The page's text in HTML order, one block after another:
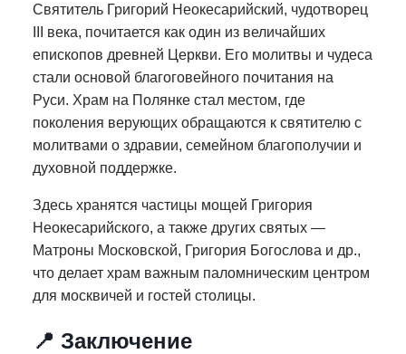
Святитель Григорий Неокесарийский, чудотворец
III века, почитается как один из величайших
епископов древней Церкви. Его молитвы и чудеса
стали основой благоговейного почитания на
Руси. Храм на Полянке стал местом, где
поколения верующих обращаются к святителю с
молитвами о здравии, семейном благополучии и
духовной поддержке.
Здесь хранятся частицы мощей Григория
Неокесарийского, а также других святых —
Матроны Московской, Григория Богослова и др.,
что делает храм важным паломническим центром
для москвичей и гостей столицы.
📍 Заключение